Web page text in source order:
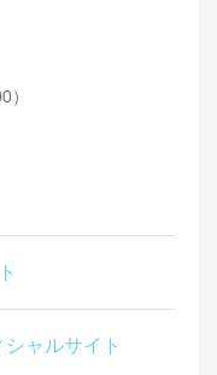
ャルサイト